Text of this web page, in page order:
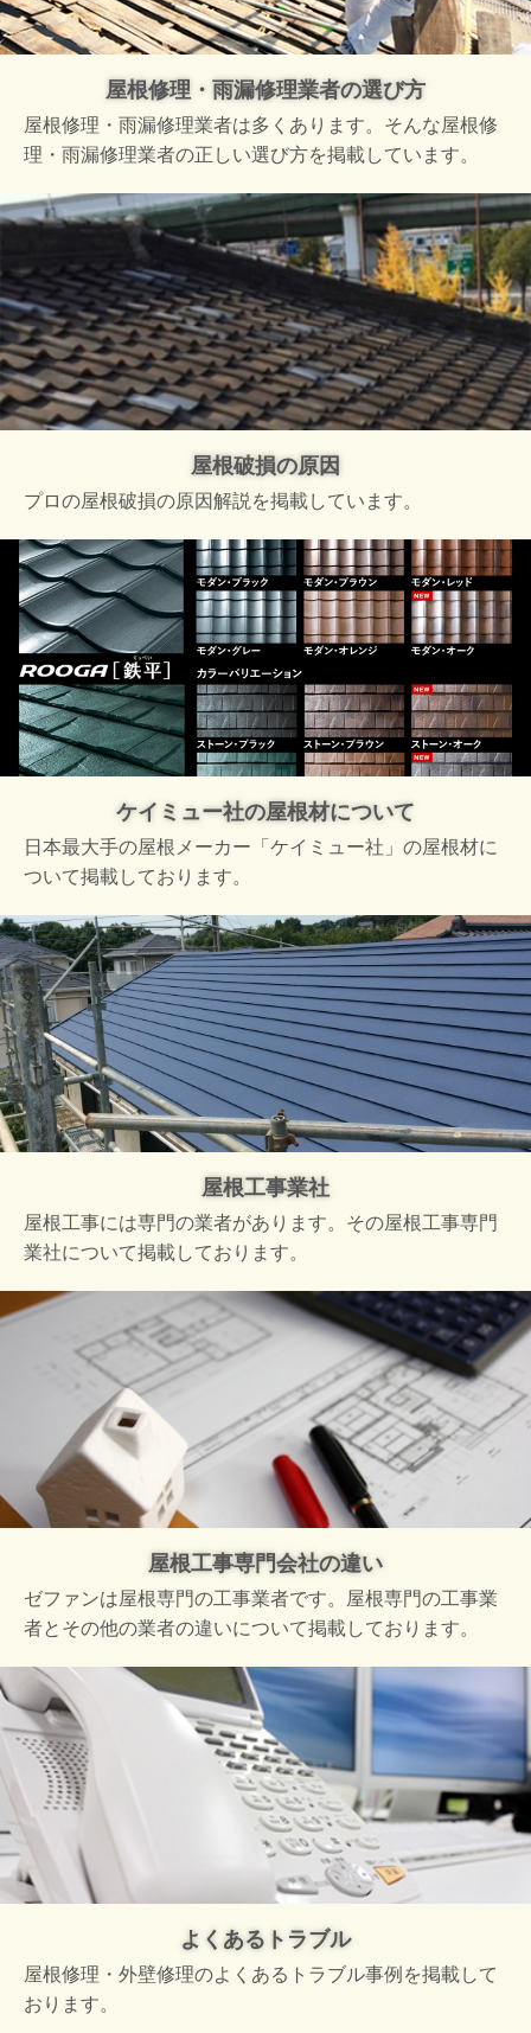
屋根修理・雨漏修理業者の選び方
屋根修理・雨漏修理業者は多くあります。そんな屋根修
理・雨漏修理業者の正しい選び方を掲載しています。
屋根破損の原因
プロの屋根破損の原因解説を掲載しています。
ケイミュー社の屋根材について
日本最大手の屋根メーカー「ケイミュー社」の屋根材に
ついて掲載しております。
屋根工事業社
屋根工事には専門の業者があります。その屋根工事専門
業社について掲載しております。
屋根工事専門会社の違い
ゼファンは屋根専門の工事業者です。屋根専門の工事業
者とその他の業者の違いについて掲載しております。
よくあるトラブル
屋根修理・外壁修理のよくあるトラブル事例を掲載して
おります。